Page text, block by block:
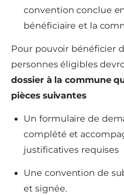
convention conclue
bénéficiaire et la
Pour pouvoir bénéficier
personnes éligibles
dossier à la commune
pièces suivantes
Un formulaire de
complété et
justificatives requises
Une convention de
et signée.